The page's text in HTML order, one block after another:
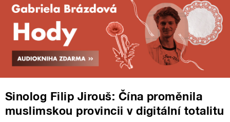
Sinolog Filip Jirouš: Čína proměnila
muslimskou provincii v digitální totalitu